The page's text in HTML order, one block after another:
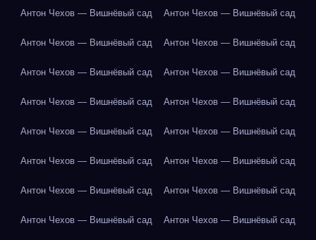
Антон Чехов — Вишнёвый сад Антон Чехов — Вишнёвый сад
Антон Чехов — Вишнёвый сад Антон Чехов — Вишнёвый сад
Антон Чехов — Вишнёвый сад Антон Чехов — Вишнёвый сад
Антон Чехов — Вишнёвый сад Антон Чехов — Вишнёвый сад
Антон Чехов — Вишнёвый сад Антон Чехов — Вишнёвый сад
Антон Чехов — Вишнёвый сад Антон Чехов — Вишнёвый сад
Антон Чехов — Вишнёвый сад Антон Чехов — Вишнёвый сад
Антон Чехов — Вишнёвый сад Антон Чехов — Вишнёвый сад